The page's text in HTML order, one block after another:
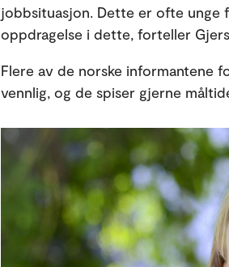
jobbsituasjon. Dette er ofte unge
oppdragelse i dette, forteller
Flere av de norske informantene
vennlig, og de spiser gjerne